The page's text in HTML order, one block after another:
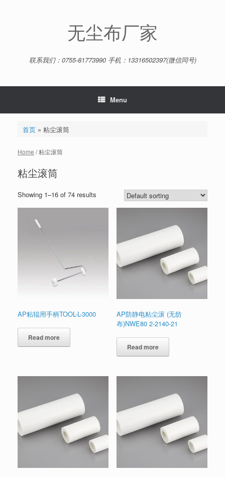
无尘布厂家
联系我们：0755-81773990 手机：13316502397(微信同号)
Menu
首页» 粘尘滚筒
Home / 粘尘滚筒
粘尘滚筒
Showing 1–16 of 74 results
AP粘辊用手柄TOOL-L-3000
Read more
AP防静电粘尘滚 (无纺
布)NWE80 2-2140-21
Read more